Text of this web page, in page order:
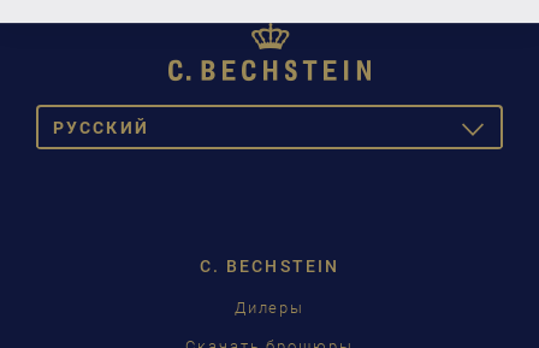
PУССКИЙ
TOGGLE
C. BECHSTEIN
Дилеры